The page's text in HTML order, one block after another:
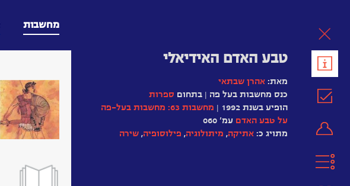
מחשבות
טבע האדם האידיאלי
מאת: אהרן שבתאי
כנס מחשבות בעל פה | בתחום ספרות
הופיע בשנת 1992 |
מחשבות 63: מחשבות בעל-פה
על טבע האדם עמ' 060
מתויג כ: אתיקה, מיתולוגיה, פילוסופיה, שירה